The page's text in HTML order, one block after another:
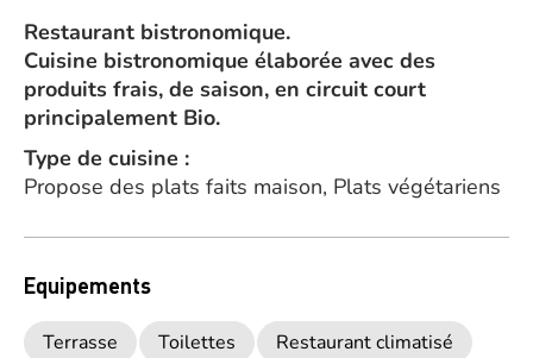
Restaurant bistronomique.
Cuisine bistronomique élaborée avec des
produits frais, de saison, en circuit court
principalement Bio.
Type de cuisine :
Propose des plats faits maison, Plats végétariens
Equipements
Terrasse Toilettes
Restaurant climatisé